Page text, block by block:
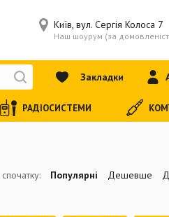
Популярні Дешевше
Київ, вул. Сергія Колоса 7
Наш шоурум (за
Закладки
РАДІОСИСТЕМИ